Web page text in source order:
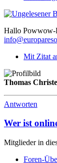
Hallo Powwow-
Mit Zitat
Thomas
Antworten
Wer ist
Mitglieder in
Foren-